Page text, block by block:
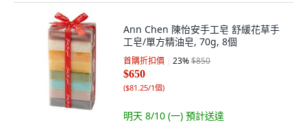
Ann Chen 陳怡安手工皂 舒緩花草手
工皂/單方精油皂, 70g, 8個
首購折扣價 23%$850
$650
($81.25/1個)
明天 8/10 (一) 預計送達